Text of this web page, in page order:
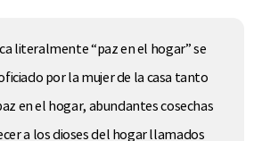
literalmente “paz en el hogar” se
por la mujer de la casa tanto
en el hogar, abundantes cosechas
a los dioses del hogar llamados